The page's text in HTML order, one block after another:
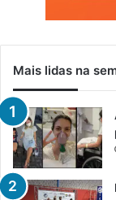
Mais lidas na